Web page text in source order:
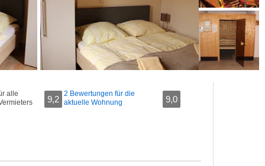
alle
9,2
2 Bewertungen für die
aktuelle Wohnung
9,0